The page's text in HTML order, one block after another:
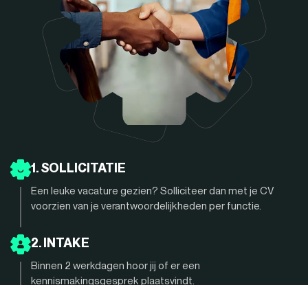
1. SOLLICITATIE
Een leuke vacature gezien? Solliciteer dan met je CV
voorzien van je verantwoordelijkheden per functie.
2. INTAKE
Binnen 2 werkdagen hoor jij of er een
kennismakingsgesprek plaatsvindt.